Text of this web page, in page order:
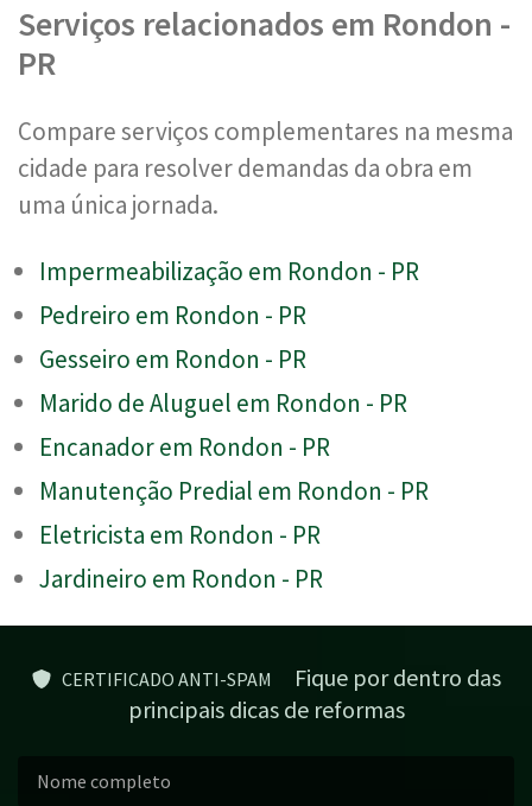
Serviços relacionados em Rondon -
PR
Compare serviços complementares na mesma
cidade para resolver demandas da obra em
uma única jornada.
Impermeabilização em Rondon - PR
Pedreiro em Rondon - PR
Gesseiro em Rondon - PR
Marido de Aluguel em Rondon - PR
Encanador em Rondon - PR
Manutenção Predial em Rondon - PR
Eletricista em Rondon - PR
Jardineiro em Rondon - PR
CERTIFICADO ANTI-SPAM
Fique por dentro das
principais dicas de reformas